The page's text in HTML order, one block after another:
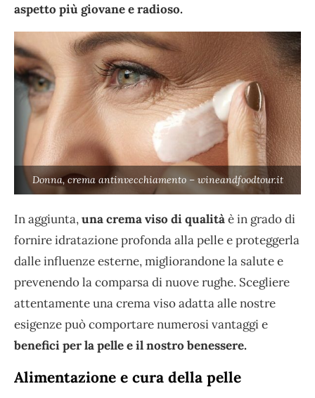
aspetto più giovane e radioso.
Donna, crema antinvecchiamento – wineandfoodtour.it
In aggiunta,una crema viso di qualitàè in grado di
fornire idratazione profonda alla pelle e proteggerla
dalle influenze esterne, migliorandone la salute e
prevenendo la comparsa di nuove rughe. Scegliere
attentamente una crema viso adatta alle nostre
esigenze può comportare numerosi vantaggi e
benefici per la pelle e il nostro benessere.
Alimentazione e cura della pelle